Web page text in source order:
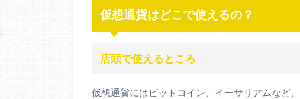
仮想通貨はどこで使えるの？
店頭で使えるところ
仮想通貨にはビットコイン、イーサリアムなど